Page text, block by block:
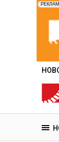
содержанию